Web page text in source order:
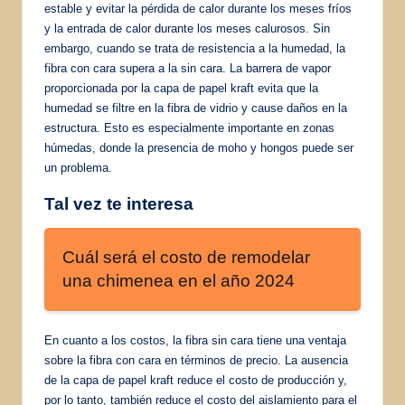
estable y evitar la pérdida de calor durante los meses fríos
y la entrada de calor durante los meses calurosos. Sin
embargo, cuando se trata de resistencia a la humedad, la
fibra con cara supera a la sin cara. La barrera de vapor
proporcionada por la capa de papel kraft evita que la
humedad se filtre en la fibra de vidrio y cause daños en la
estructura. Esto es especialmente importante en zonas
húmedas, donde la presencia de moho y hongos puede ser
un problema.
Tal vez te interesa
Cuál será el costo de remodelar
una chimenea en el año 2024
En cuanto a los costos, la fibra sin cara tiene una ventaja
sobre la fibra con cara en términos de precio. La ausencia
de la capa de papel kraft reduce el costo de producción y,
por lo tanto, también reduce el costo del aislamiento para el